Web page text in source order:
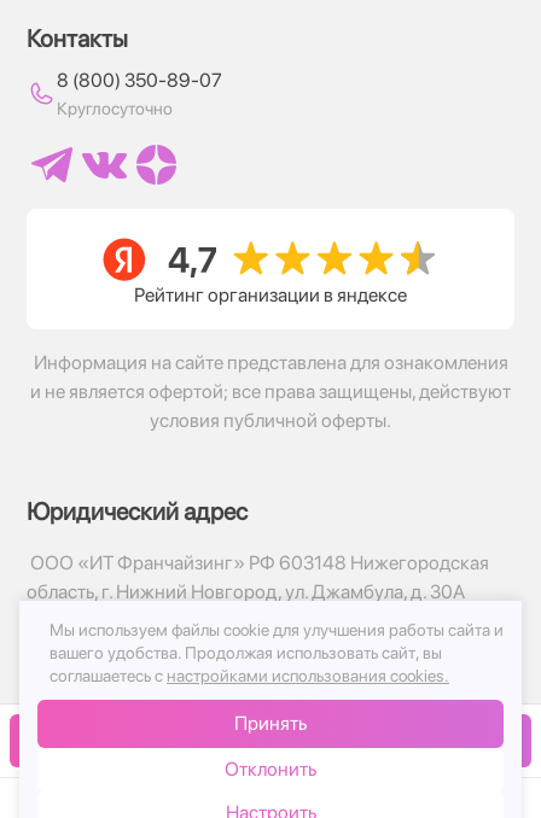
В корзину
Контакты
8 (800) 350-89-07
Круглосуточно
Рейтинг организации в яндексе
Информация на сайте представлена для ознакомления
и не является офертой; все права защищены, действуют
условия публичной оферты.
Юридический адрес
ООО «ИТ Франчайзинг» РФ 603148 Нижегородская
область, г. Нижний Новгород, ул. Джамбула, д. 30А
© 2017-2026г, База Цветов 24.ру
Политика конфиденциальности
Публичная оферта
Мы используем файлы cookie для улучшения работы сайта и
вашего удобства. Продолжая использовать сайт, вы
соглашаетесь с настройками использования cookies.
Принять
Отклонить
Настроить